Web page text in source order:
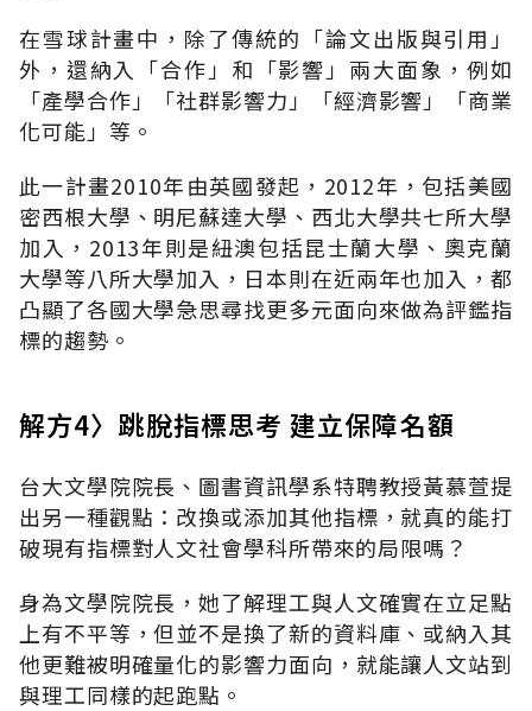
在雪球計畫中，除了傳統的「論文出版與引用」
外，還納入「合作」和「影響」兩大面象，例如
「產學合作」「社群影響力」「經濟影響」「商業
化可能」等。
此一計畫2010年由英國發起，2012年，包括美國
密西根大學、明尼蘇達大學、西北大學共七所大學
加入，2013年則是紐澳包括昆士蘭大學、奧克蘭
大學等八所大學加入，日本則在近兩年也加入，都
凸顯了各國大學急思尋找更多元面向來做為評鑑指
標的趨勢。
解方4〉跳脫指標思考 建立保障名額
台大文學院院長、圖書資訊學系特聘教授黃慕萱提
出另一種觀點：改換或添加其他指標，就真的能打
破現有指標對人文社會學科所帶來的局限嗎？
身為文學院院長，她了解理工與人文確實在立足點
上有不平等，但並不是換了新的資料庫、或納入其
他更難被明確量化的影響力面向，就能讓人文站到
與理工同樣的起跑點。